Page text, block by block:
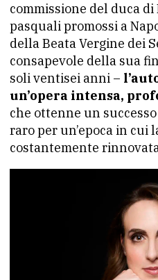
commissione del duca
pasquali promossi a
della Beata Vergine dei
consapevole della sua
soli ventisei anni –
un’opera intensa,
che ottenne un
raro per un’epoca in cui
costantemente